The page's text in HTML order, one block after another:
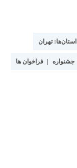
تهران
جشنواره فراخوان ها